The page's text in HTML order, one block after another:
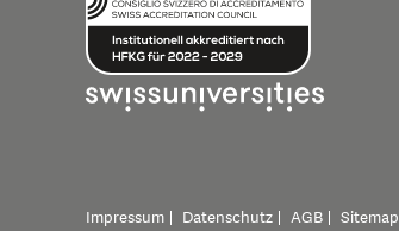
Impressum Datenschutz AGB Sitemap